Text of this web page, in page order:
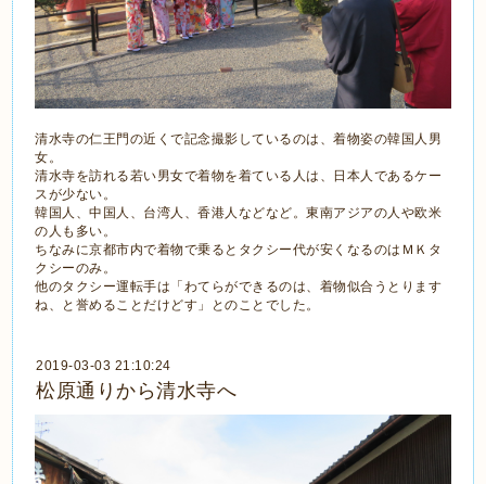
清水寺の仁王門の近くで記念撮影しているのは、着物姿の韓国人男
女。
清水寺を訪れる若い男女で着物を着ている人は、日本人であるケー
スが少ない。
韓国人、中国人、台湾人、香港人などなど。東南アジアの人や欧米
の人も多い。
ちなみに京都市内で着物で乗るとタクシー代が安くなるのはＭＫタ
クシーのみ。
他のタクシー運転手は「わてらができるのは、着物似合うとります
ね、と誉めることだけどす」とのことでした。
2019-03-03 21:10:24
松原通りから清水寺へ